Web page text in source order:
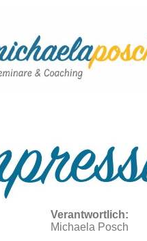
Verantwortlich:
Michaela Posch